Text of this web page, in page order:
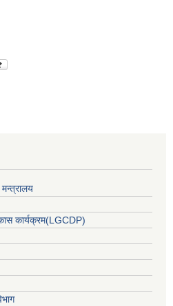
कार्यक्रम(LGCDP)